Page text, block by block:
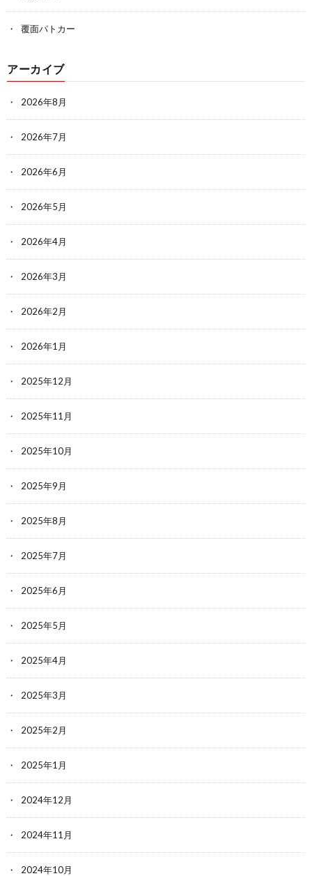
覆面パトカー
アーカイブ
2026年8月
2026年7月
2026年6月
2026年5月
2026年4月
2026年3月
2026年2月
2026年1月
2025年12月
2025年11月
2025年10月
2025年9月
2025年8月
2025年7月
2025年6月
2025年5月
2025年4月
2025年3月
2025年2月
2025年1月
2024年12月
2024年11月
2024年10月